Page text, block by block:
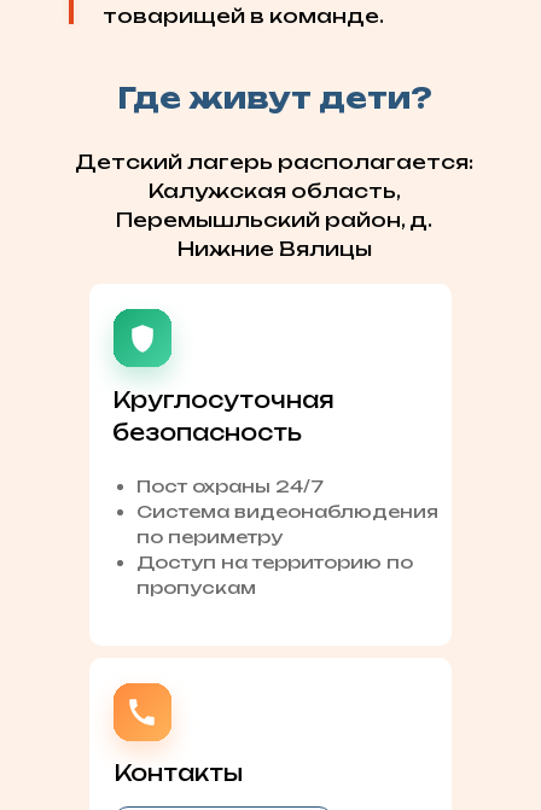
товарищей в команде.
Детский лагерь располагается:
Калужская область,
Перемышльский район, д.
Нижние Вялицы
Где живут дети?
Контакты
Пост охраны 24/7
Система видеонаблюдения
по периметру
Доступ на территорию по
пропускам
Круглосуточная
безопасность